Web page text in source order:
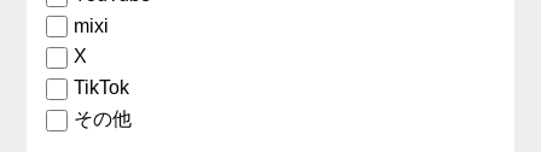
mixi
X
TikTok
その他